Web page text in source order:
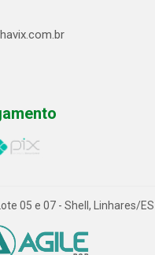
05 e 07 - Shell, Linhares/